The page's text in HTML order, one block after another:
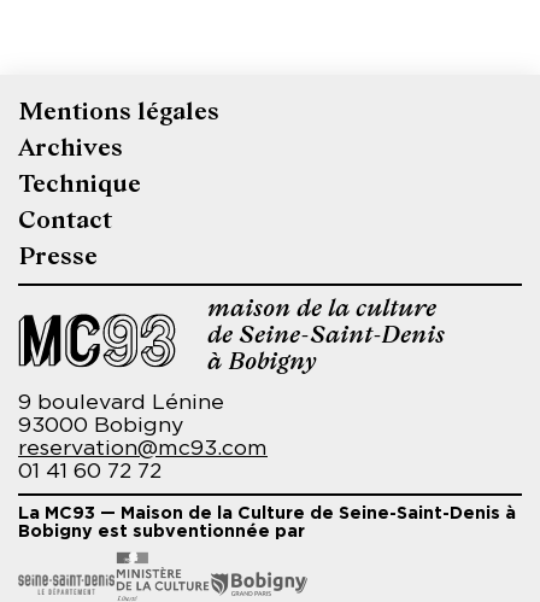
de
page
Mentions légales
Archives
Technique
Contact
Presse
maison de la culture
de Seine-Saint-Denis
à Bobigny
9 boulevard Lénine
93000 Bobigny
reservation@mc93.com
01 41 60 72 72
La MC93 — Maison de la Culture de Seine-Saint-Denis à
Bobigny est subventionnée par